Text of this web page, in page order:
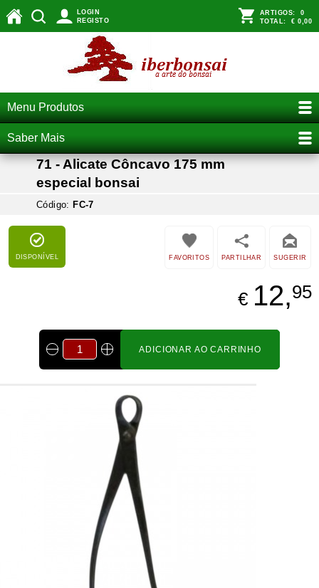
LOGIN
REGISTO
ARTIGOS: 0
TOTAL: € 0,00
Menu Produtos
Saber Mais
71 - Alicate Côncavo 175 mm
especial bonsai
Código: FC-7
DISPONÍVEL SUGERIR
PARTILHAR
FAVORITOS
€ 12,95
ADICIONAR AO CARRINHO